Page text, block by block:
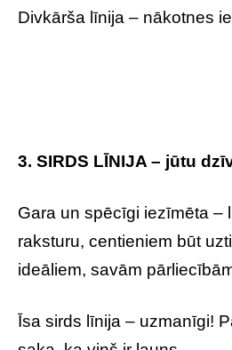
Divkārša līnija – nākotnes
3. SIRDS LĪNIJA – jūtu
Gara un spēcīgi iezīmēta –
raksturu, centieniem būt
ideāliem, savām
Īsa sirds līnija – uzmanīgi!